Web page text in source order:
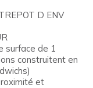
D ENV
surface de 1
construitent en
et